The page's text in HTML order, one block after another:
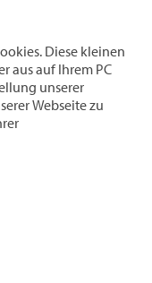
Diese kleinen
aus auf Ihrem PC
unserer
Webseite zu